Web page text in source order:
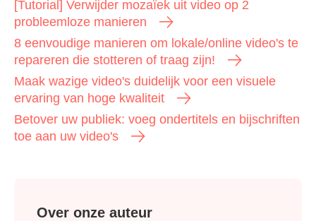
[Tutorial] Verwijder mozaïek uit video op 2
probleemloze manieren
8 eenvoudige manieren om lokale/online video's te
repareren die stotteren of traag zijn!
Maak wazige video's duidelijk voor een visuele
ervaring van hoge kwaliteit
Betover uw publiek: voeg ondertitels en bijschriften
toe aan uw video's
Over onze auteur